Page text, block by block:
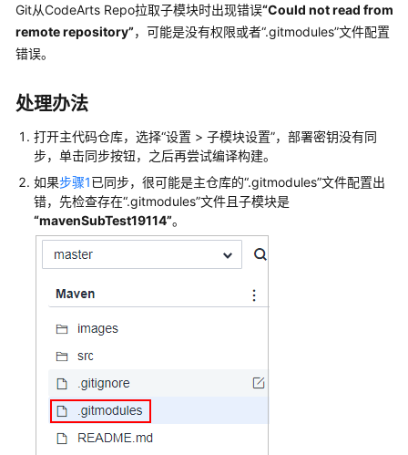
户
指
南
最
实
践
API
参
考
Git从CodeArts Repo拉取子模块时出现错误“Could not read from
remote repository”，可能是没有权限或者“.gitmodules”文件配置
错误。
处理办法
打开主代码仓库，选择“设置 > 子模块设置”，部署密钥没有同
步，单击同步按钮，之后再尝试编译构建。
如果步骤1已同步，很可能是主仓库的“.gitmodules”文件配置出
错，先检查存在“.gitmodules”文件且子模块是
“mavenSubTest19114”。